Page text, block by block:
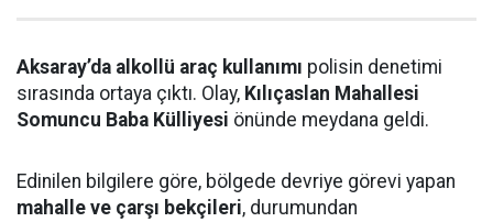
Aksaray’da alkollü araç kullanımı polisin denetimi
sırasında ortaya çıktı. Olay, Kılıçaslan Mahallesi
Somuncu Baba Külliyesi önünde meydana geldi.
Edinilen bilgilere göre, bölgede devriye görevi yapan
mahalle ve çarşı bekçileri, durumundan